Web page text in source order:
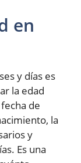
en
y días es
la edad
de
la
y
Es una